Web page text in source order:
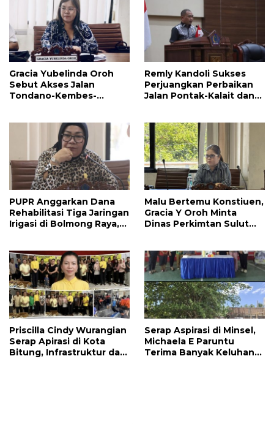
Gracia Yubelinda Oroh
Sebut Akses Jalan
Tondano-Kembes-
Remly Kandoli Sukses
Perjuangkan Perbaikan
Jalan Pontak-Kalait dan
PUPR Anggarkan Dana
Rehabilitasi Tiga Jaringan
Irigasi di Bolmong Raya,
Malu Bertemu Konstiuen,
Gracia Y Oroh Minta
Dinas Perkimtan Sulut
Jalan di Tandengan I
Priscilla Cindy Wurangian
Serap Apirasi di Kota
Bitung, Infrastruktur dan
Serap Aspirasi di Minsel,
Michaela E Paruntu
Terima Banyak Keluhan